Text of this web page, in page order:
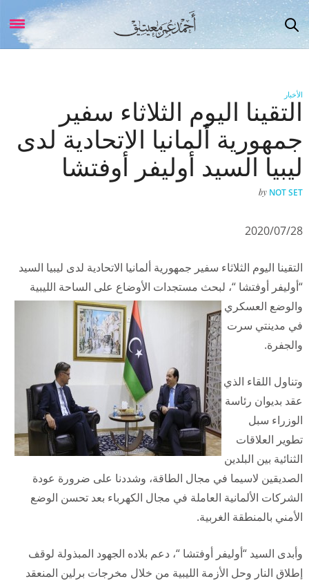
الأخبار
التقينا اليوم الثلاثاء سفير
جمهورية ألمانيا الاتحادية لدى
ليبيا السيد أوليفر أوفتشا
by NOT SET
2020/07/28
التقينا اليوم الثلاثاء سفير جمهورية ألمانيا الاتحادية لدى ليبيا السيد
“أوليفر أوفتشا “، لبحث مستجدات الأوضاع على الساحة الليبية
والوضع العسكري
في مدينتي سرت
والجفرة.
وتناول اللقاء الذي
عقد بديوان رئاسة
الوزراء سبل
تطوير العلاقات
الثنائية بين البلدين
الصديقين لاسيما في مجال الطاقة، وشددنا على ضرورة عودة
الشركات الألمانية العاملة في مجال الكهرباء بعد تحسن الوضع
الأمني بالمنطقة الغربية.
وأبدى السيد “أوليفر أوفتشا “، دعم بلاده الجهود المبذولة لوقف
إطلاق النار وحل الأزمة الليبية من خلال مخرجات برلين المنعقد